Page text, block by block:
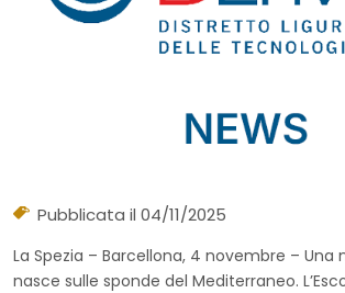
Pubblicata il 04/11/2025
La Spezia – Barcellona, 4 novembre – Una
nasce sulle sponde del Mediterraneo.